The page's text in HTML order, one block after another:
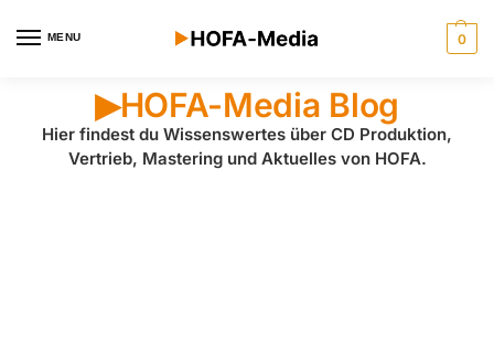
MENU 0
▶︎HOFA-Media Blog
Hier findest du Wissenswertes über CD Produktion,
Vertrieb, Mastering und Aktuelles von HOFA.